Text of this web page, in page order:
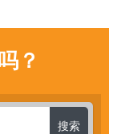
？
搜索